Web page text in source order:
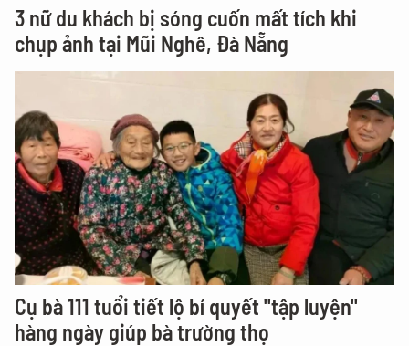
3 nữ du khách bị sóng cuốn mất tích khi
chụp ảnh tại Mũi Nghê, Đà Nẵng
Cụ bà 111 tuổi tiết lộ bí quyết "tập luyện"
hàng ngày giúp bà trường thọ